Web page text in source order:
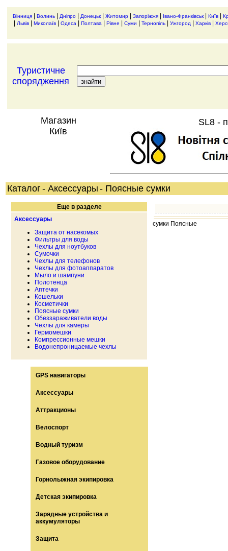
Вінниця Волинь Дніпро Донецьк| Житомир Запоріжжя Івано-Франківськ| Київ
Львів Миколаїв Одеса Полтава Рівне Суми Тернопіль Ужгород Харків
Туристичне
спорядження
Магазин
Київ
SL8 -
Каталог - Аксессуары - Поясные сумки
Еще в разделе
Аксессуары
Защита от насекомых
Фильтры для воды
Чехлы для ноутбуков
Сумочки
Чехлы для телефонов
Чехлы для фотоаппаратов
Мыло и шампуни
Полотенца
Аптечки
Кошельки
Косметички
Поясные сумки
Обеззараживатели воды
Чехлы для камеры
Гермомешки
Компрессионные мешки
Водонепроницаемые чехлы
GPS навигаторы
Аксессуары
Аттракционы
Велоспорт
Водный туризм
Газовое оборудование
Горнолыжная экипировка
Детская экипировка
Зарядные устройства и
аккумуляторы
Защита
сумки Поясные